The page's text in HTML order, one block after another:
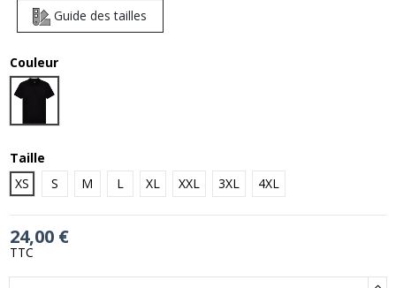
Guide des tailles
Couleur
Black
Taille
XS
S M L XL XXL 3XL 4XL
24,00 €
TTC